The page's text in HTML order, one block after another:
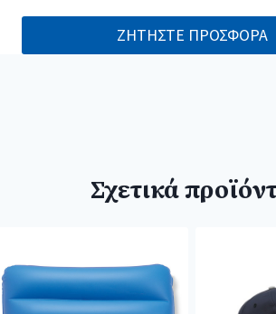
ΖΗΤΗΣΤΕ ΠΡΟΣΦΟΡΑ
Σχετικά